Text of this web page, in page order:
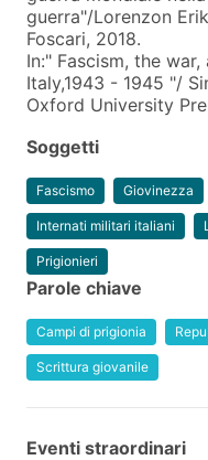
guerra"/Lorenzon
Foscari, 2018.
In:" Fascism, the
Italy,1943 - 1945 "/
Oxford University
Soggetti
Fascismo Giovinezza
Internati militari italiani
Prigionieri
Parole chiave
Campi di prigionia
Scrittura giovanile
Eventi straordinari